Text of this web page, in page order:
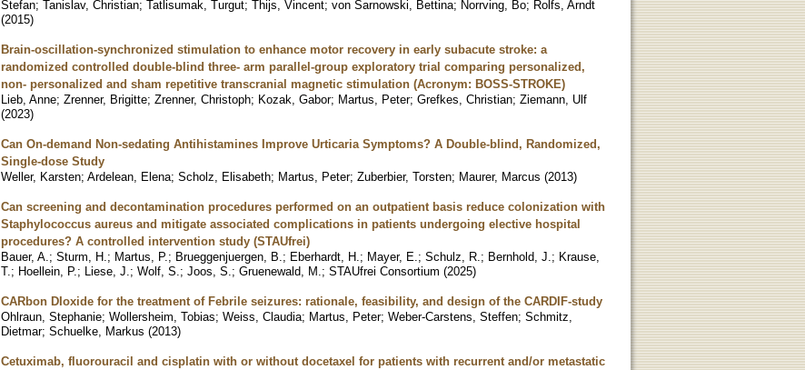
Stefan; Tanislav, Christian; Tatlisumak, Turgut; Thijs, Vincent; von Sarnowski, Bettina; Norrving, Bo; Rolfs, Arndt
(2015)
Brain-oscillation-synchronized stimulation to enhance motor recovery in early subacute stroke: a
randomized controlled double-blind three- arm parallel-group exploratory trial comparing personalized,
non- personalized and sham repetitive transcranial magnetic stimulation (Acronym: BOSS-STROKE)
Lieb, Anne; Zrenner, Brigitte; Zrenner, Christoph; Kozak, Gabor; Martus, Peter; Grefkes, Christian; Ziemann, Ulf
(2023)
Can On-demand Non-sedating Antihistamines Improve Urticaria Symptoms? A Double-blind, Randomized,
Single-dose Study
Weller, Karsten; Ardelean, Elena; Scholz, Elisabeth; Martus, Peter; Zuberbier, Torsten; Maurer, Marcus (2013)
Can screening and decontamination procedures performed on an outpatient basis reduce colonization with
Staphylococcus aureus and mitigate associated complications in patients undergoing elective hospital
procedures? A controlled intervention study (STAUfrei)
Bauer, A. ; Sturm, H. ; Martus, P. ; Brueggenjuergen, B. ; Eberhardt, H. ; Mayer, E. ; Schulz, R. ; Bernhold, J. ; Krause,
T. ; Hoellein, P. ; Liese, J. ; Wolf, S. ; Joos, S. ; Gruenewald, M. ; STAUfrei Consortium (2025)
CARbon DIoxide for the treatment of Febrile seizures: rationale, feasibility, and design of the CARDIF-study
Ohlraun, Stephanie; Wollersheim, Tobias; Weiss, Claudia; Martus, Peter; Weber-Carstens, Steffen; Schmitz,
Dietmar; Schuelke, Markus (2013)
Cetuximab, fluorouracil and cisplatin with or without docetaxel for patients with recurrent and/or metastatic